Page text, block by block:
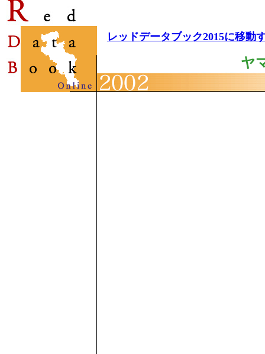
レッドデータブック2015に移動
ヤ